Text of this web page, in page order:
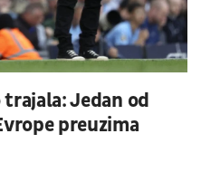
Jedan od
preuzima